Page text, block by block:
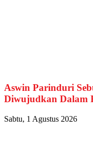
Aswin Parinduri
Diwujudkan Dalam
Sabtu, 1 Agustus 2026